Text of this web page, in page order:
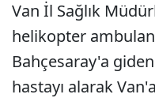
Van İl Sağlık
helikopter
Bahçesaray'a
hastayı alarak